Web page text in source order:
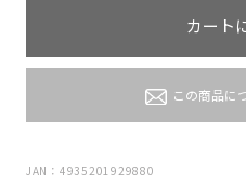
カート
この商品に
JAN：4935201929880